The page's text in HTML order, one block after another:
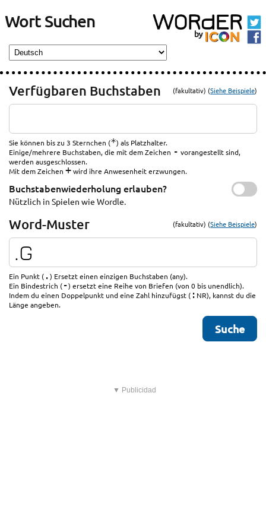
Wort Suchen
Verfügbaren Buchstaben (fakultativ) (Siehe Beispiele)
Sie können bis zu 3 Sternchen (*) als Platzhalter.
Einige/mehrere Buchstaben, die mit dem Zeichen - vorangestellt sind,
werden ausgeschlossen.
Mit dem Zeichen +wird ihre Anwesenheit erzwungen.
Buchstabenwiederholung erlauben?
Nützlich in Spielen wie Wordle.
Word-Muster (fakultativ) (Siehe Beispiele)
Ein Punkt (.) Ersetzt einen einzigen Buchstaben (any).
Ein Bindestrich (-) ersetzt eine Reihe von Briefen (von 0 bis unendlich).
Indem du einen Doppelpunkt und eine Zahl hinzufügst (: NR), kannst du die
Länge angeben.
▼ Publicidad